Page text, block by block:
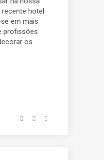
hotel
em mais
profissões
os